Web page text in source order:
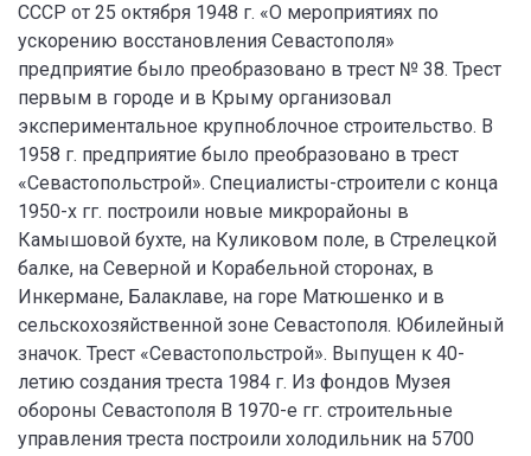
СССР от 25 октября 1948 г. «О мероприятиях по
ускорению восстановления Севастополя»
предприятие было преобразовано в трест № 38. Трест
первым в городе и в Крыму организовал
экспериментальное крупноблочное строительство. В
1958 г. предприятие было преобразовано в трест
«Севастопольстрой». Специалисты-строители с конца
1950-х гг. построили новые микрорайоны в
Камышовой бухте, на Куликовом поле, в Стрелецкой
балке, на Северной и Корабельной сторонах, в
Инкермане, Балаклаве, на горе Матюшенко и в
сельскохозяйственной зоне Севастополя. Юбилейный
значок. Трест «Севастопольстрой». Выпущен к 40-
летию создания треста 1984 г. Из фондов Музея
обороны Севастополя В 1970-е гг. строительные
управления треста построили холодильник на 5700